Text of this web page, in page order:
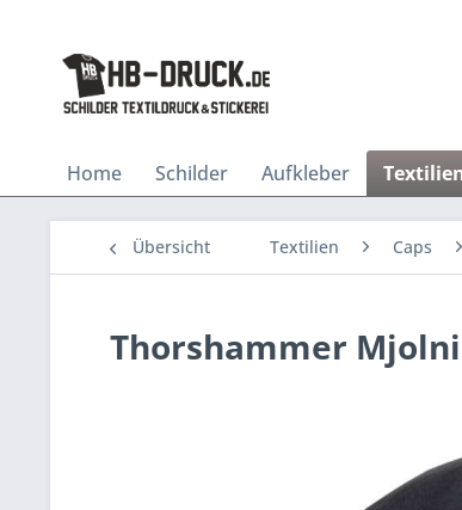
Home Schilder Aufkleber
Übersicht Textilien Caps
Thorshammer